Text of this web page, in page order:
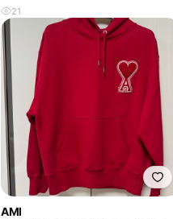
21
AMI